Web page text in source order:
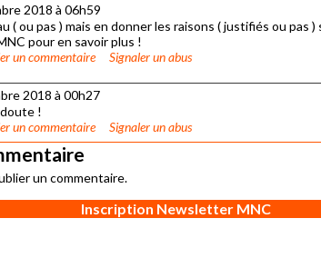
2018 à 06h59
( ou pas ) mais en donner les raisons ( justifiés ou pas )
pour en savoir plus !
un commentaire Signaler un abus
2018 à 00h27
!
un commentaire Signaler un abus
un commentaire.
Inscription Newsletter MNC